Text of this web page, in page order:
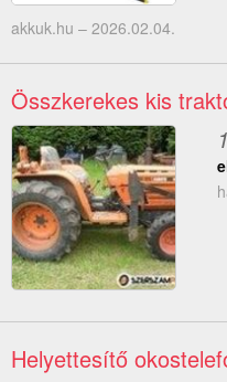
akkuk.hu – 2026.02.04.
Összkerekes kis
Helyettesítő